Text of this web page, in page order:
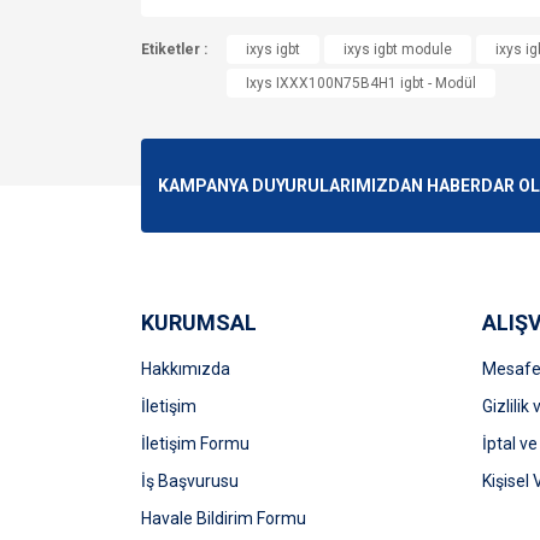
Görüş ve önerileriniz için teşekkür ederiz.
Ürün bilgilerinde hatalar bulunuyor.
Etiketler : ixys igbt ixys igbt module
ixys
Ixys IXXX100N75B4H1 igbt - Modül
KAMPANYA DUYURULARIMIZDAN HABERDAR
KURUMSAL
Hakkımızda
İletişim
İletişim Formu
İş Başvurusu
Havale Bildirim Formu
Gizlilik
İptal ve
Kişisel